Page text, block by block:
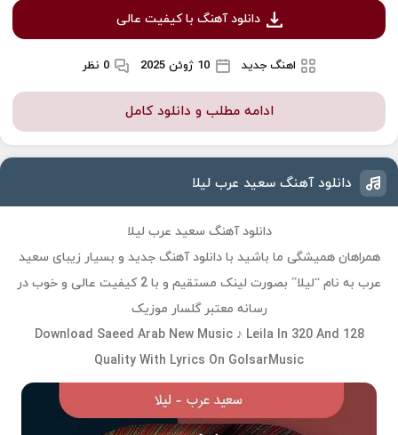
دانلود آهنگ با کیفیت عالی
اهنگ جدید 10 ژوئن 2025 0 نظر
ادامه مطلب و دانلود کامل
دانلود آهنگ سعید عرب لیلا
دانلود آهنگ سعید عرب لیلا
همراهان همیشگی ما باشید با دانلود آهنگ جدید و بسیار زیبای سعید
عرب به نام “لیلا” بصورت لینک مستقیم و با 2 کیفیت عالی و خوب در
رسانه معتبر گلسار موزیک
Download Saeed Arab New Music ♪ Leila In 320 And 128
Quality With Lyrics On GolsarMusic